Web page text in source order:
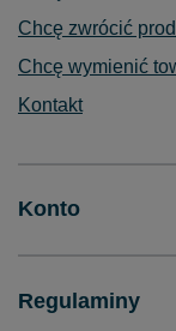
Chcę zwrócić
Chcę wymienić
Kontakt
Konto
Regulaminy